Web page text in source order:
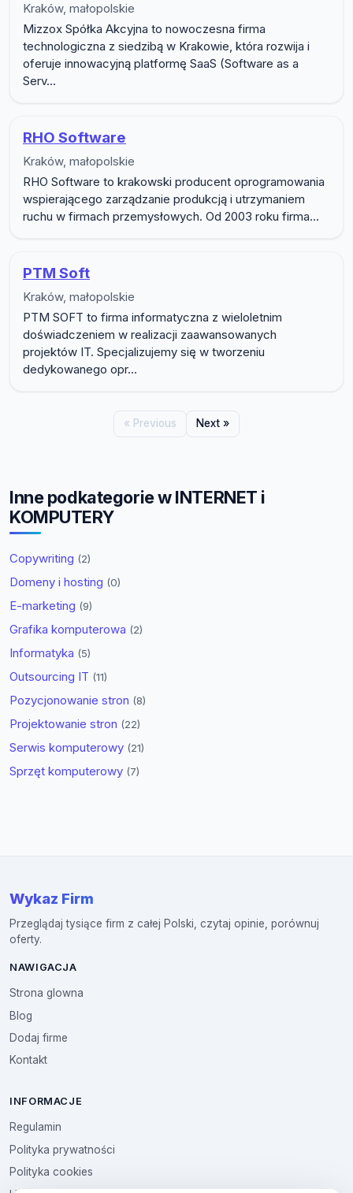
Kraków, małopolskie
Mizzox Spółka Akcyjna to nowoczesna firma
technologiczna z siedzibą w Krakowie, która rozwija i
oferuje innowacyjną platformę SaaS (Software as a
Serv...
RHO Software
Kraków, małopolskie
RHO Software to krakowski producent oprogramowania
wspierającego zarządzanie produkcją i utrzymaniem
ruchu w firmach przemysłowych. Od 2003 roku firma...
PTM Soft
Kraków, małopolskie
PTM SOFT to firma informatyczna z wieloletnim
doświadczeniem w realizacji zaawansowanych
projektów IT. Specjalizujemy się w tworzeniu
dedykowanego opr...
« Previous Next »
Inne podkategorie w INTERNET i
KOMPUTERY
Copywriting (2)
Domeny i hosting (0)
E-marketing (9)
Grafika komputerowa (2)
Informatyka (5)
Outsourcing IT (11)
Pozycjonowanie stron (8)
Projektowanie stron (22)
Serwis komputerowy (21)
Sprzęt komputerowy (7)
Wykaz Firm
Przeglądaj tysiące firm z całej Polski, czytaj opinie, porównuj
oferty.
NAWIGACJA
Strona glowna
Blog
Dodaj firme
Kontakt
INFORMACJE
Regulamin
Polityka prywatności
Polityka cookies